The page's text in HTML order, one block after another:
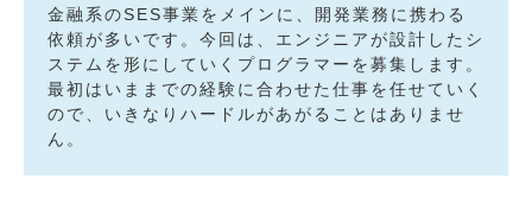
金融系のSES事業をメインに、開発業務に携わる
依頼が多いです。今回は、エンジニアが設計したシ
ステムを形にしていくプログラマーを募集します。
最初はいままでの経験に合わせた仕事を任せていく
ので、いきなりハードルがあがることはありませ
ん。